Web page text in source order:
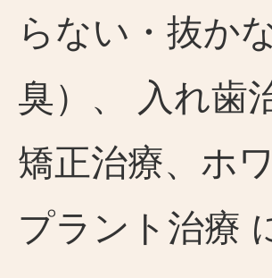
らない・抜か
臭）、 入れ歯
矯正治療、ホ
プラント治療